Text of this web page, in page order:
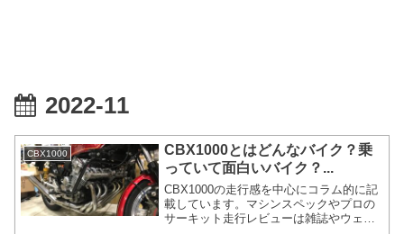
2022-11
CBX1000
CBX1000とはどんなバイク？乗
っていて面白いバイク？...
CBX1000の走行感を中心にコラム的に記
載しています。マシンスペックやプロの
サーキット走行レビューは雑誌やウェブ